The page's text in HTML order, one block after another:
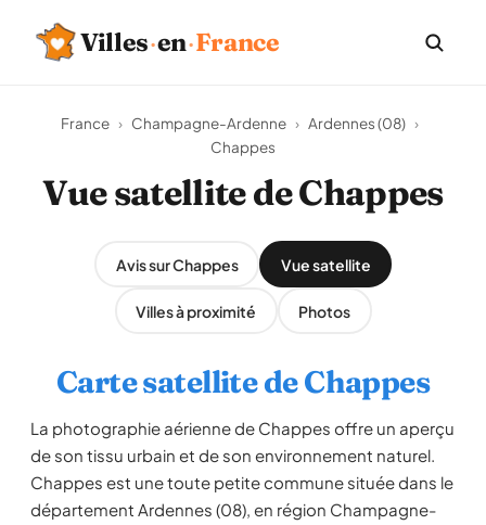
Villes·en·France
France › Champagne-Ardenne › Ardennes (08) ›
Chappes
Vue satellite de Chappes
Avis sur Chappes Vue satellite
Villes à proximité Photos
Carte satellite de Chappes
La photographie aérienne de Chappes offre un aperçu
de son tissu urbain et de son environnement naturel.
Chappes est une toute petite commune située dans le
département Ardennes (08), en région Champagne-